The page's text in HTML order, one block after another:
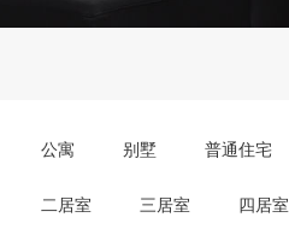
公寓 别墅 普通住宅
二居室 三居室 四居室